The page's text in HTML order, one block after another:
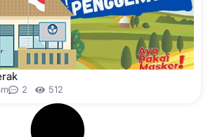
2 512